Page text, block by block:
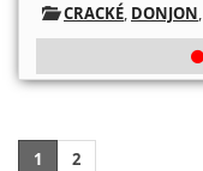
CRACKÉ, DONJON,
1 2